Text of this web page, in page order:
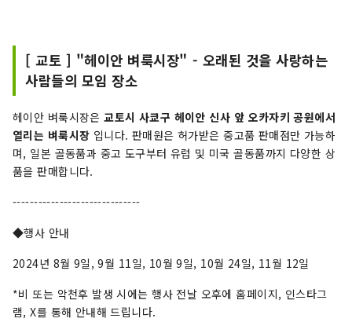
[ 교토 ] "헤이안 벼룩시장" - 오래된 것을 사랑하는
사람들의 모임 장소
헤이안 벼룩시장은교토시 사쿄구 헤이안 신사 앞 오카자키 공원에서
열리는 벼룩시장 입니다. 판매원은 허가받은 중고품 판매점만 가능하
며, 일본 골동품과 중고 도구부터 유럽 및 미국 골동품까지 다양한 상
품을 판매합니다.
------------------------------
◆행사 안내
2024년 8월 9일, 9월 11일, 10월 9일, 10월 24일, 11월 12일
*비 또는 악천후 발생 시에는 행사 전날 오후에 홈페이지, 인스타그
램, X를 통해 안내해 드립니다.